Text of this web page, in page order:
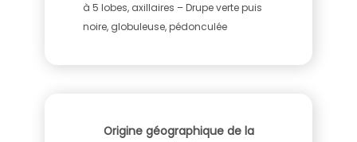
à 5 lobes, axillaires – Drupe verte puis
noire, globuleuse, pédonculée
Origine géographique de la